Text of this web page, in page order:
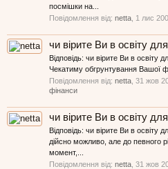
посмішки на...
Повідомлення від: netta 1 лис
чи вірите Ви в освіту
Відповідь: чи вірите Ви в освіту
Чекатиму обгрунтування Вашої
Повідомлення від: netta 31 жов
фінанси
чи вірите Ви в освіту
Відповідь: чи вірите Ви в освіту
дійсно можливо, але до певного
момент,...
Повідомлення від: netta 31 жов